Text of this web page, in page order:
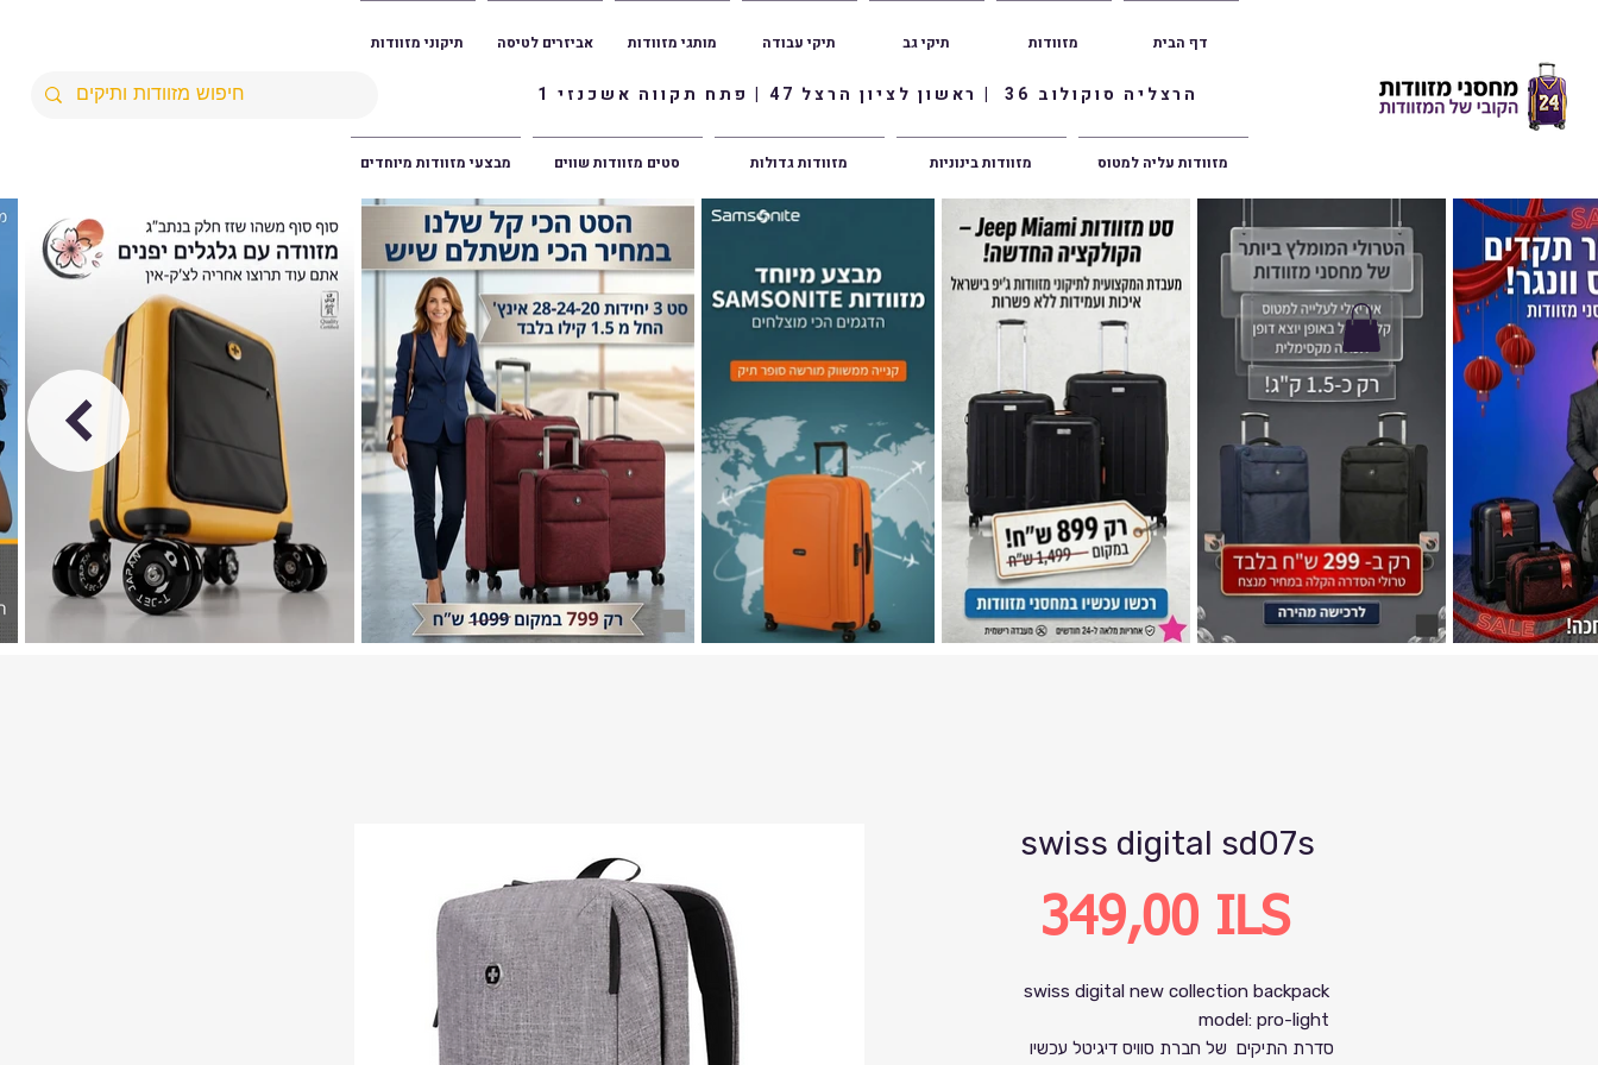
הרצליה סוקולוב 36 | ראשון לציון הרצל 47 | פתח תקווה אשכנזי 1
תיקוני מזוודות אביזרים לטיסה מותגי מזוודות תיקי עבודה תיקי גב מזוודות דף הבית
מבצעי מזוודות מיוחדים סטים מזוודות שווים מזוודות גדולות מזוודות בינוניות מזוודות עליה למטוס
swiss digital sd07s
349,00 ILSPrecio
swiss digital new collection backpack
model: pro-light
סדרת התיקים של חברת סוויס דיגיטל עכשיו